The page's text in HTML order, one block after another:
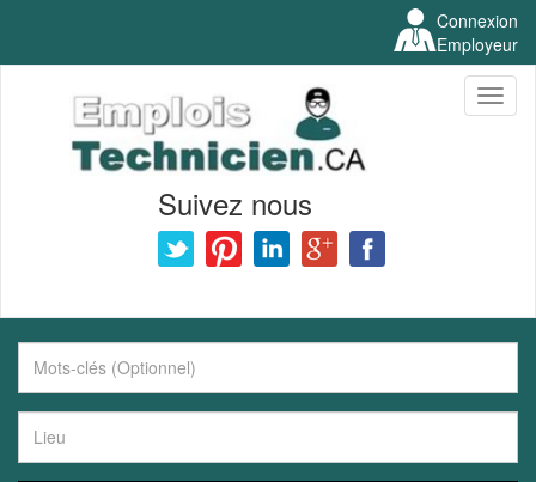
Connexion
Employeur
Suivez nous